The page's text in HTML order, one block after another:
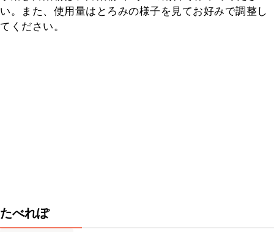
い。また、使用量はとろみの様子を見てお好みで調整し
てください。
たべれぽ